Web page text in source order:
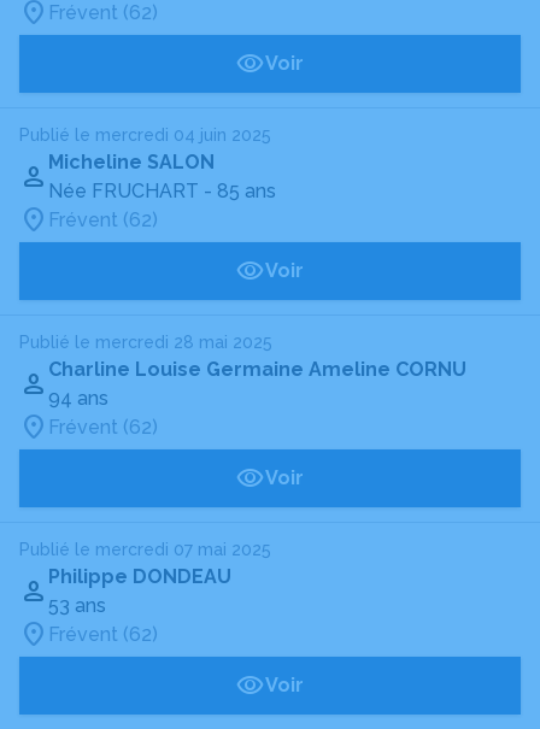
Frévent (62)
Voir
Publié le mercredi 04 juin 2025
Micheline SALON
Née FRUCHART - 85 ans
Frévent (62)
Voir
Publié le mercredi 28 mai 2025
Charline Louise Germaine Ameline CORNU
94 ans
Frévent (62)
Voir
Publié le mercredi 07 mai 2025
Philippe DONDEAU
53 ans
Frévent (62)
Voir